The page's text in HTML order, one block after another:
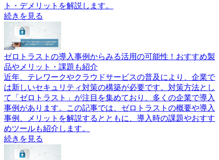
ト・デメリットを解説します。
続きを見る
ゼロトラストの導入事例からみる活用の可能性！おすすめ製
品やメリット・課題も紹介
近年、テレワークやクラウドサービスの普及により、企業で
は新しいセキュリティ対策の構築が必要です。対策方法とし
て「ゼロトラスト」が注目を集めており、多くの企業で導入
事例があります。この記事では、ゼロトラストの概要や導入
事例、メリットを解説するとともに、導入時の課題やおすす
めツールも紹介します。
続きを見る